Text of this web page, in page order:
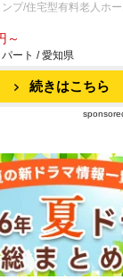
プ/住宅型有料老人ホ
～
ート / 愛知県
続きはこちら